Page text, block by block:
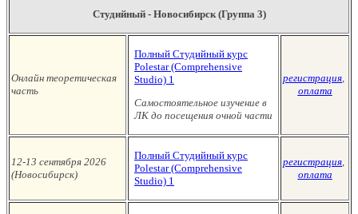
Студийный - Новосибирск (Группа 3)
Онлайн теоретическая
часть
Полный Студийный курс
Polestar (Сomprehensive
Studio) 1
Самостоятельное изучение в
ЛК до посещения очной части
регистрация,
оплата
12-13 сентября 2026
(Новосибирск)
Полный Студийный курс
Polestar (Сomprehensive
Studio) 1
регистрация,
оплата